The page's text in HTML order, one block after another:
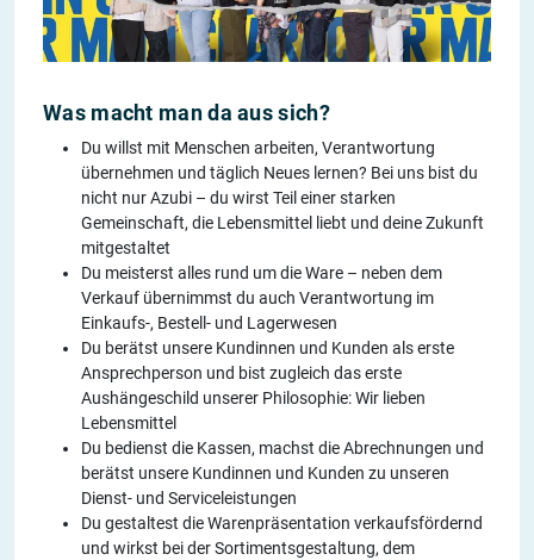
Was macht man da aus sich?
Du willst mit Menschen arbeiten, Verantwortung
übernehmen und täglich Neues lernen? Bei uns bist du
nicht nur Azubi – du wirst Teil einer starken
Gemeinschaft, die Lebensmittel liebt und deine Zukunft
mitgestaltet
Du meisterst alles rund um die Ware – neben dem
Verkauf übernimmst du auch Verantwortung im
Einkaufs-, Bestell- und Lagerwesen
Du berätst unsere Kundinnen und Kunden als erste
Ansprechperson und bist zugleich das erste
Aushängeschild unserer Philosophie: Wir lieben
Lebensmittel
Du bedienst die Kassen, machst die Abrechnungen und
berätst unsere Kundinnen und Kunden zu unseren
Dienst- und Serviceleistungen
Du gestaltest die Warenpräsentation verkaufsfördernd
und wirkst bei der Sortimentsgestaltung, dem